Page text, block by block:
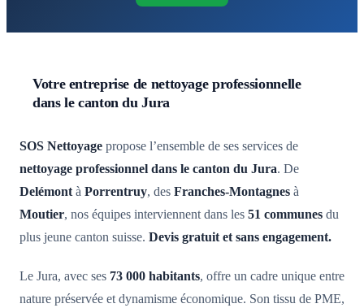
Votre entreprise de nettoyage professionnelle
dans le canton du Jura
SOS Nettoyage propose l’ensemble de ses services de
nettoyage professionnel dans le canton du Jura. De
Delémontà Porrentruy, des Franches-Montagnes à
Moutier, nos équipes interviennent dans les 51 communes du
plus jeune canton suisse. Devis gratuit et sans engagement.
Le Jura, avec ses 73 000 habitants, offre un cadre unique entre
nature préservée et dynamisme économique. Son tissu de PME,